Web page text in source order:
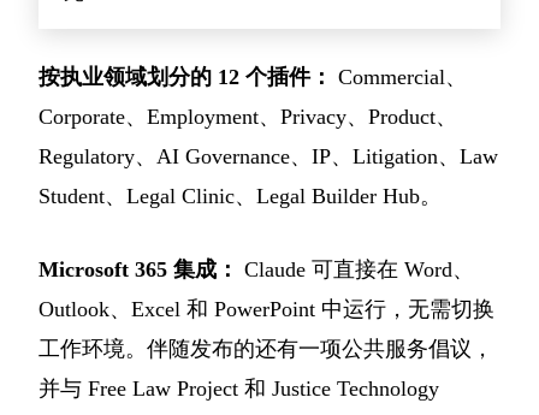
按执业领域划分的 12 个插件： Commercial、
Corporate、Employment、Privacy、Product、
Regulatory、AI Governance、IP、Litigation、Law
Student、Legal Clinic、Legal Builder Hub。
Microsoft 365 集成： Claude 可直接在 Word、
Outlook、Excel 和 PowerPoint 中运行，无需切换
工作环境。伴随发布的还有一项公共服务倡议，
并与 Free Law Project 和 Justice Technology